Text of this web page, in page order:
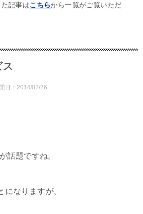
記事はこちらから一覧がご覧いただ
日： 2014/02/26
話題ですね。
になりますが、